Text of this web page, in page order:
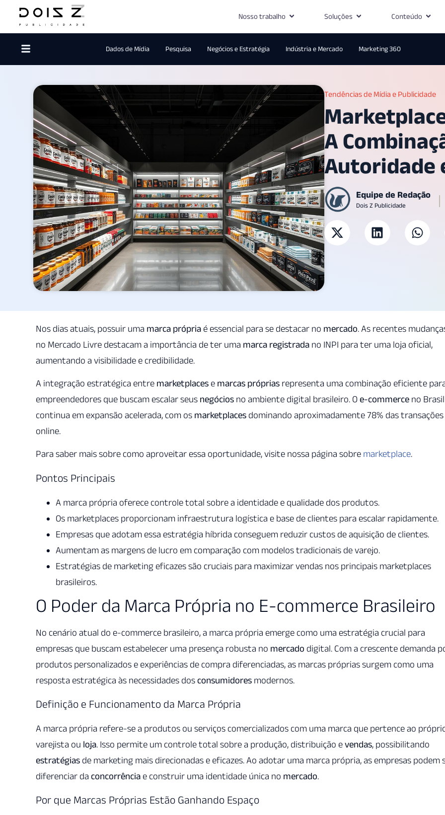
Nosso trabalho Soluções Conteúdo
Dados de Mídia Pesquisa Negócios e Estratégia Indústria e Mercado Marketing 360
Tendências de Mídia e Publicidade
A
Autoridade
Equipe de Redação
Dois Z Publicidade
Nos dias atuais, possuir uma marca própria é essencial para se destacar no mercado. As recentes
no Mercado Livre destacam a importância de ter uma marca registrada no INPI para ter uma loja oficial,
aumentando a visibilidade e credibilidade.
A integração estratégica entre marketplaces e marcas próprias representa uma combinação eficiente
empreendedores que buscam escalar seus negócios no ambiente digital brasileiro. Oe-commerce no Brasil
continua em expansão acelerada, com os marketplaces dominando aproximadamente 78% das transações
online.
Para saber mais sobre como aproveitar essa oportunidade, visite nossa página sobre marketplace.
Pontos Principais
A marca própria oferece controle total sobre a identidade e qualidade dos produtos.
Os marketplaces proporcionam infraestrutura logística e base de clientes para escalar rapidamente.
Empresas que adotam essa estratégia híbrida conseguem reduzir custos de aquisição de clientes.
Aumentam as margens de lucro em comparação com modelos tradicionais de varejo.
Estratégias de marketing eficazes são cruciais para maximizar vendas nos principais marketplaces
brasileiros.
O Poder da Marca Própria no E-commerce Brasileiro
No cenário atual do e-commerce brasileiro, a marca própria emerge como uma estratégia crucial para
empresas que buscam estabelecer uma presença robusta no mercado digital. Com a crescente demanda
produtos personalizados e experiências de compra diferenciadas, as marcas próprias surgem como uma
resposta estratégica às necessidades dosconsumidores modernos.
Definição e Funcionamento da Marca Própria
A marca própria refere-se a produtos ou serviços comercializados com uma marca que pertence ao
varejista ou loja. Isso permite um controle total sobre a produção, distribuição evendas, possibilitando
estratégias de marketing mais direcionadas e eficazes. Ao adotar uma marca própria, as empresas podem
diferenciar da concorrência e construir uma identidade única no mercado.
Por que Marcas Próprias Estão Ganhando Espaço